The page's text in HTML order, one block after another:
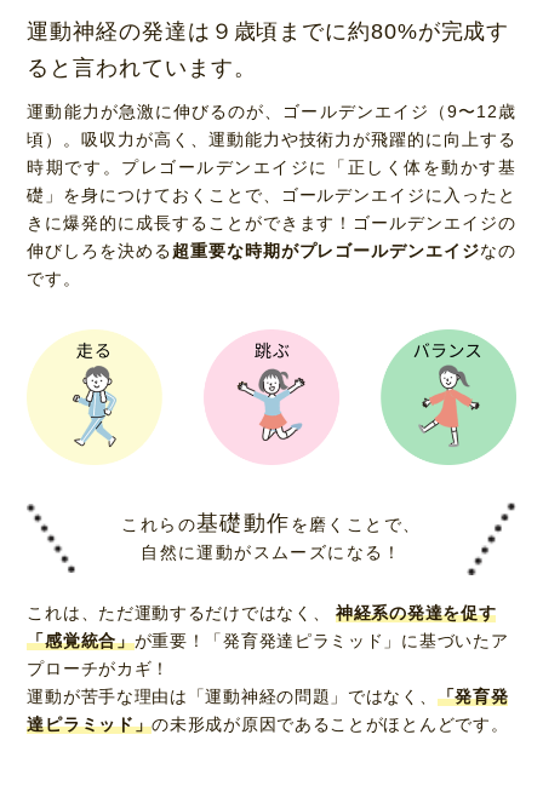
運動神経の発達は ９ 歳頃までに約80%が完成す
ると言われています。
運動能力が急激に伸びるのが、ゴールデンエイジ（9〜12歳
頃）。吸収力が高く、運動能力や技術力が飛躍的に向上する
時期です。プレゴールデンエイジに「正しく体を動かす基
礎」を身につけておくことで、ゴールデンエイジに入ったと
きに爆発的に成長することができます！ゴールデンエイジの
伸びしろを決める超重要な時期がプレゴールデンエイジなの
です。
これらの基礎動作を磨くことで、
自然に運動がスムーズになる！
これは、ただ運動するだけではなく、神経系の発達を促す
「感覚統合」が重要！「発育発達ピラミッド」に基づいたア
プローチがカギ！
運動が苦手な理由は「運動神経の問題」ではなく、 「発育発
達ピラミッド」の未形成が原因であることがほとんどです。